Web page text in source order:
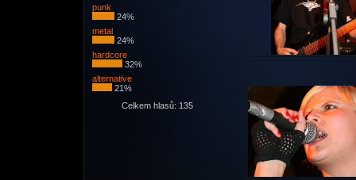
punk
24%
metal
24%
hardcore
32%
alternative
21%
Celkem hlasů: 135